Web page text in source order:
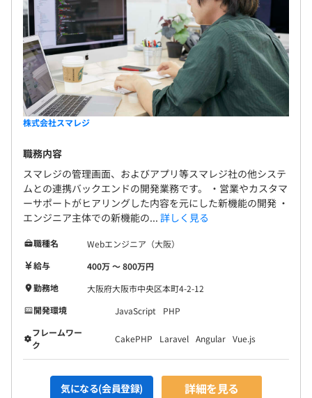
株式会社スマレジ
職務内容
スマレジの管理画面、およびアプリ等スマレジ社の他システ
ムとの連携バックエンドの開発業務です。 ・営業やカスタマ
ーサポートがヒアリングした内容を元にした新機能の開発 ・
エンジニア主体での新機能の... 詳しく見る
職種名
Webエンジニア（大阪）
給与
400万 〜 800万円
勤務地
大阪府大阪市中央区本町4-2-12
開発環境
JavaScript
PHP
フレームワー
ク
CakePHP Laravel Angular Vue.js
気になる(会員登録) 詳細を見る